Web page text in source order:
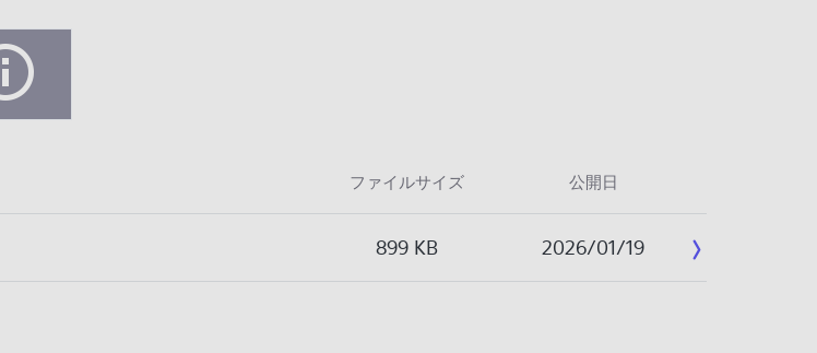
ファイルサイズ 公開日
899 KB 2026/01/19